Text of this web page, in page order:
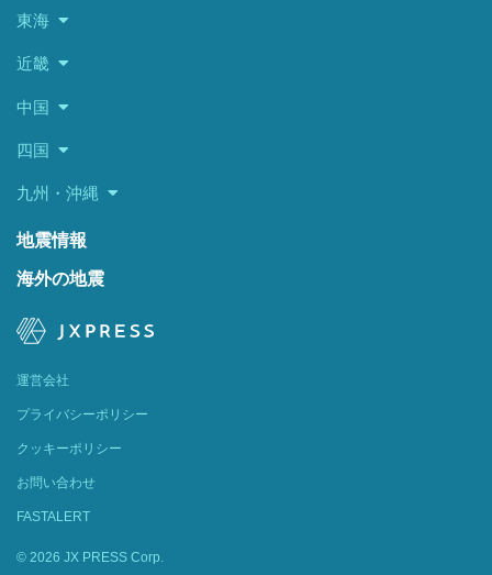
東海
近畿
中国
四国
九州・沖縄
地震情報
海外の地震
運営会社
プライバシーポリシー
クッキーポリシー
お問い合わせ
FASTALERT
© 2026 JX PRESS Corp.